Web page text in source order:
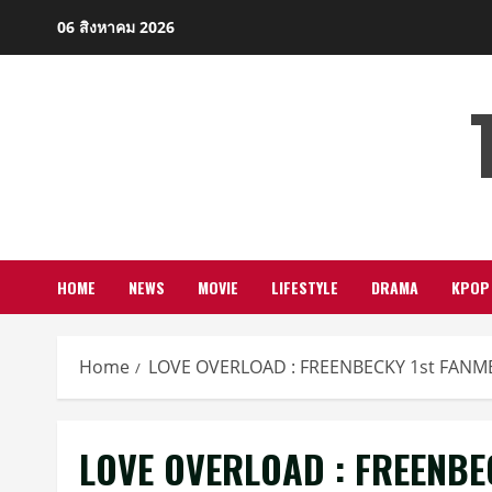
06 สิงหาคม 2026
HOME NEWS MOVIE LIFESTYLE DRAMA KPOP
Home LOVE OVERLOAD : FREENBECKY 1st
LOVE OVERLOAD :